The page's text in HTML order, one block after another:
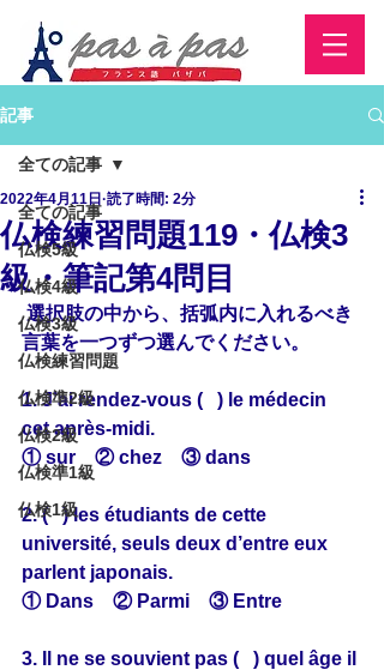
記事
全ての記事
仏検5級
仏検4級
仏検3級
仏検練習問題
仏検準2級
仏検2級
仏検準1級
仏検1級
全ての記事
仏検練習問題119・仏検3
級・筆記第4問目
2022年4月11日 読了時間: 2分
選択肢の中から、括弧内に入れるべき
言葉を一つずつ選んでください。
1. J’ai rendez-vous (   ) le médecin
cet après-midi.
① sur　② chez　③ dans
2. (   ) les étudiants de cette
université, seuls deux d’entre eux
parlent japonais.
① Dans　② Parmi　③ Entre
3. Il ne se souvient pas (   ) quel âge il